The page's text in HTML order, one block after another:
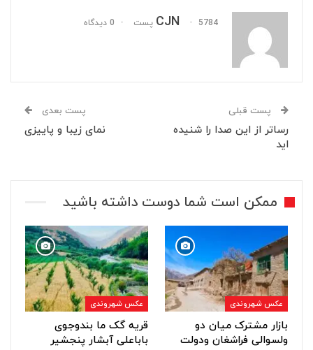
CJN 5784 پست 0 دیدگاه
پست قبلی
رساتر از این صدا را شنیده
اید
پست بعدی
نمای زیبا و پاییزی
ممکن است شما دوست داشته باشید
عکس شهروندی
بازار مشترک میان دو
ولسوالی فراشغان ودولت
عکس شهروندی
قریه گک ما بندوجوی
باباعلی آبشار پنجشیر